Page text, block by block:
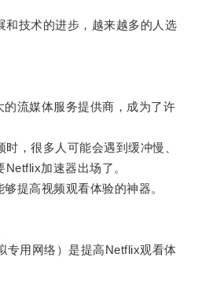
技术的进步，越来越多的人选
流媒体服务提供商，成为了许
，很多人可能会遇到缓冲慢、
加速器出场了。
高视频观看体验的神器。
用网络）是提高Netflix观看体